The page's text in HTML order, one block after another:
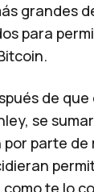
grandes
para
de
se
parte de